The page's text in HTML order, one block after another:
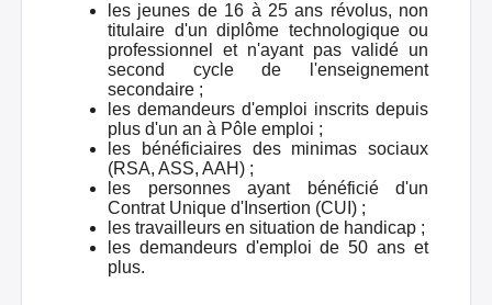
les jeunes de 16 à 25 ans révolus, non
titulaire d'un diplôme technologique ou
professionnel et n'ayant pas validé un
second cycle de l'enseignement
secondaire ;
les demandeurs d'emploi inscrits depuis
plus d'un an à Pôle emploi ;
les bénéficiaires des minimas sociaux
(RSA, ASS, AAH) ;
les personnes ayant bénéficié d'un
Contrat Unique d'Insertion (CUI) ;
les travailleurs en situation de handicap ;
les demandeurs d'emploi de 50 ans et
plus.